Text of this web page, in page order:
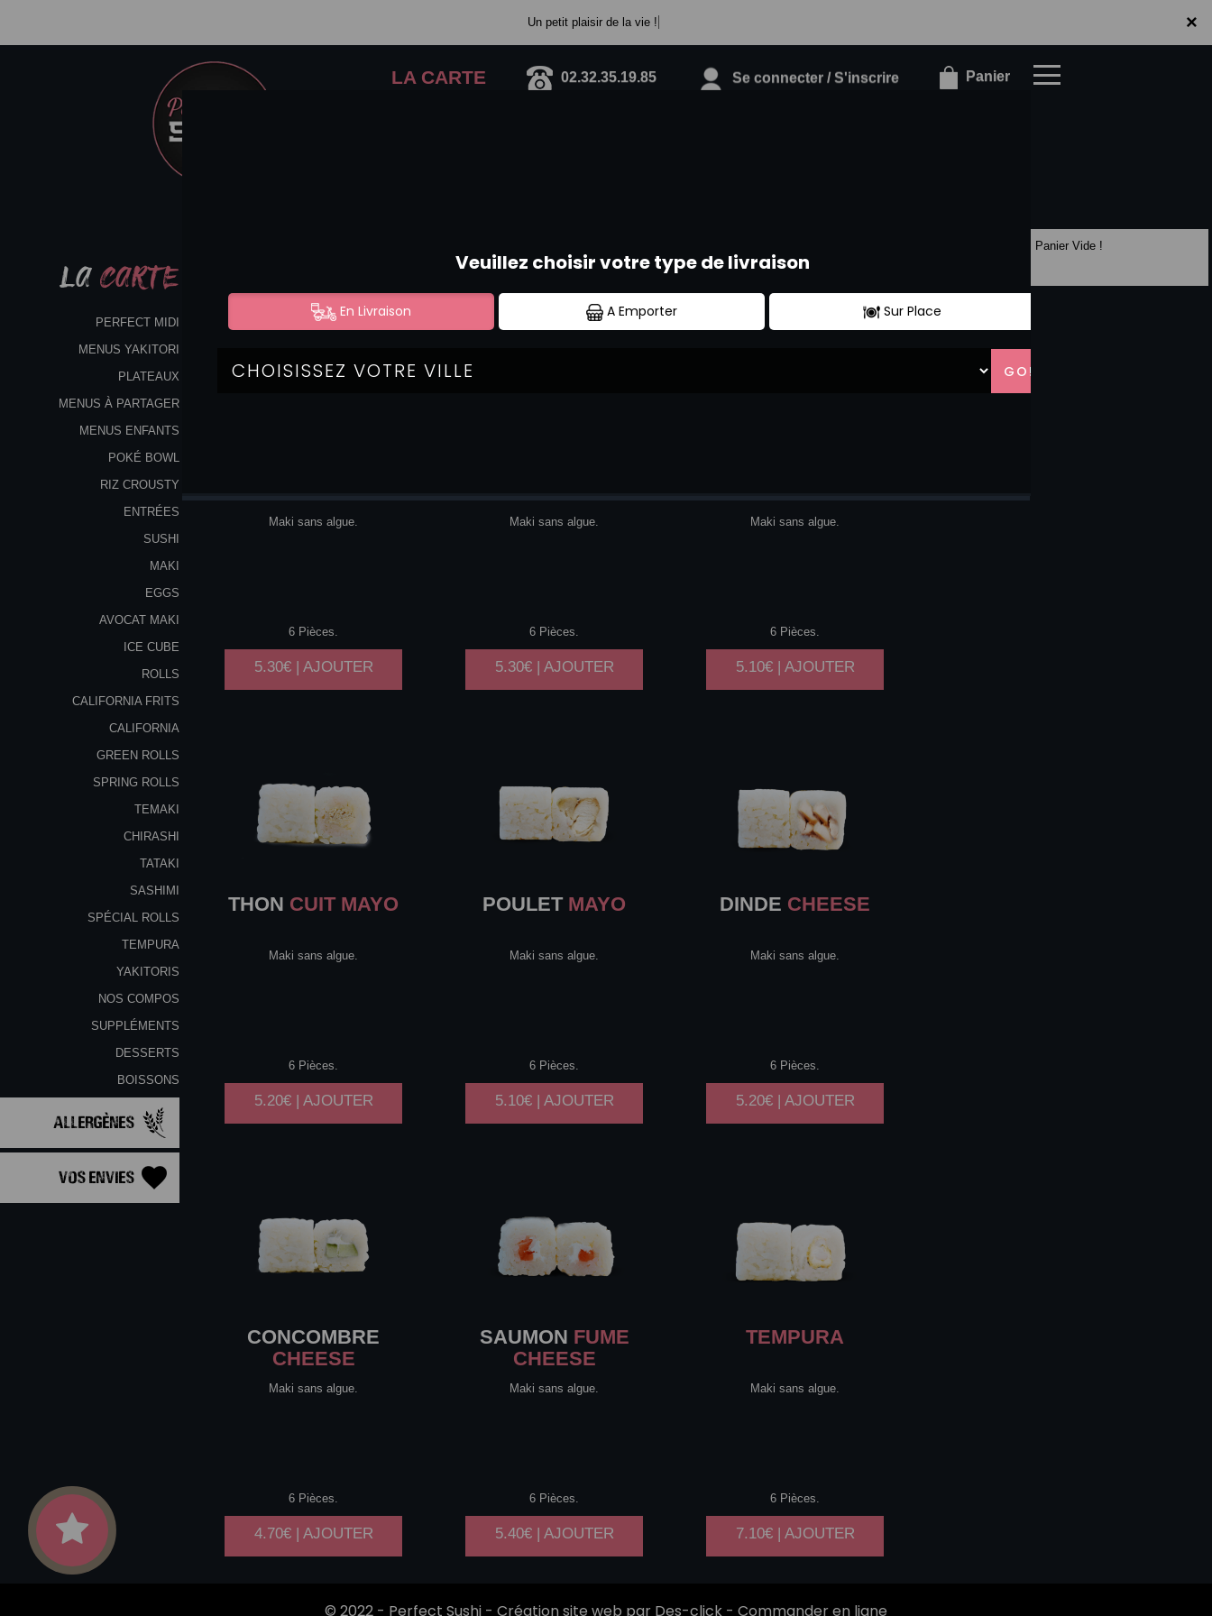
×
Un petit plaisir de la vie !
LA CARTE 02.32.35.19.85 Se connecter / S'inscrire Panier
×
LA CARTE
PERFECT MIDI
MENUS YAKITORI
PLATEAUX
MENUS À PARTAGER
MENUS ENFANTS
POKÉ BOWL
RIZ CROUSTY
ENTRÉES
SUSHI
MAKI
EGGS
AVOCAT MAKI
ICE CUBE
ROLLS
CALIFORNIA FRITS
CALIFORNIA
GREEN ROLLS
SPRING ROLLS
TEMAKI
CHIRASHI
TATAKI
SASHIMI
SPÉCIAL ROLLS
TEMPURA
YAKITORIS
NOS COMPOS
SUPPLÉMENTS
DESSERTS
BOISSONS
Allergènes
Vos Envies
ICE CUBE
Maki sans algue.
6 Pièces.
5.30€ | AJOUTER
Maki sans algue.
6 Pièces.
5.30€ | AJOUTER
Maki sans algue.
6 Pièces.
5.10€ | AJOUTER
THON CUIT MAYO
Maki sans algue.
6 Pièces.
5.20€ | AJOUTER
POULETMAYO
Maki sans algue.
6 Pièces.
5.10€ | AJOUTER
DINDE CHEESE
Maki sans algue.
6 Pièces.
5.20€ | AJOUTER
CONCOMBRE
CHEESE
Maki sans algue.
6 Pièces.
4.70€ | AJOUTER
SAUMON FUME
CHEESE
Maki sans algue.
6 Pièces.
5.40€ | AJOUTER
TEMPURA
Maki sans algue.
6 Pièces.
7.10€ | AJOUTER
Panier Vide !
© 2022 - Perfect Sushi - Création site web par Des-click - Commander en ligne